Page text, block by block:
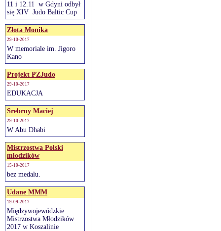
11 i 12.11 w Gdyni odbył
się XIV Judo Baltic Cup
Złota Monika
29-10-2017
W memoriale im. Jigoro
Kano
Projekt PZJudo
29-10-2017
EDUKACJA
Srebrny Maciej
29-10-2017
W Abu Dhabi
Mistrzostwa Polski
młodzików
15-10-2017
bez medalu.
Udane MMM
19-09-2017
Międzywojewódzkie
Mistrzostwa Młodzików
2017 w Koszalinie